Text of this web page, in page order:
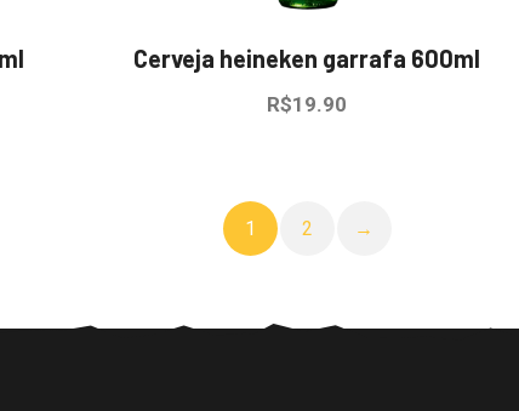
Cerveja heineken garrafa 600ml
R$19.90
1 2 →